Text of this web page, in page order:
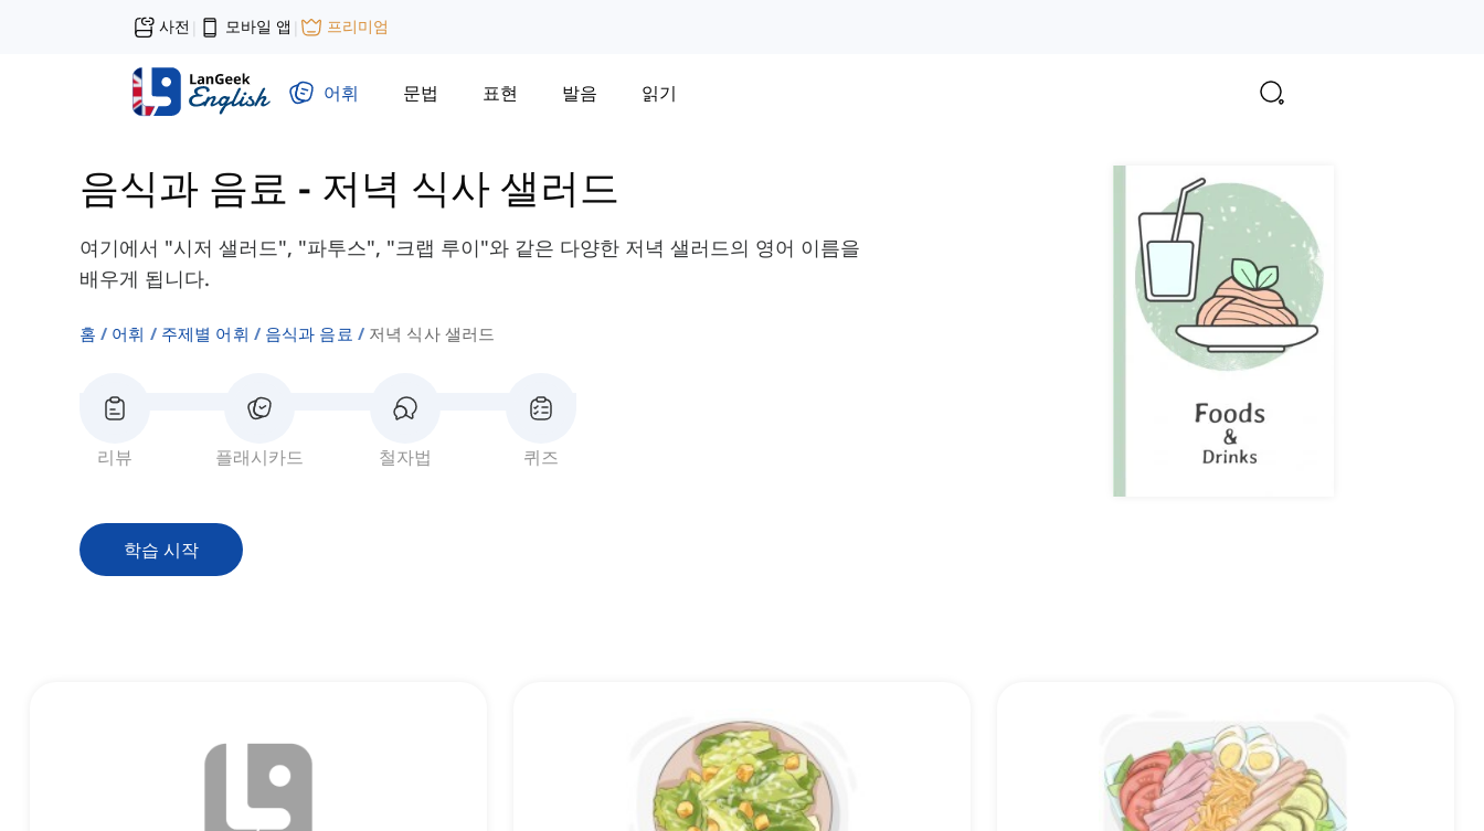
사전 | 모바일 앱 | 프리미엄
어휘 문법 표현 발음 읽기
음식과 음료 - 저녁 식사 샐러드
여기에서 "시저 샐러드", "파투스", "크랩 루이"와 같은 다양한 저녁 샐러드의 영어 이름을
배우게 됩니다.
홈 어휘 주제별 어휘 음식과 음료 저녁 식사 샐러드
리뷰 플래시카드 철자법 퀴즈
학습 시작